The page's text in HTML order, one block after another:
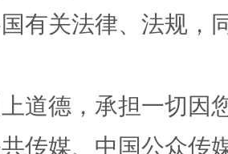
划来了！等你上场
有关法律、法规，
道德，承担一切因
传媒、中国公众传